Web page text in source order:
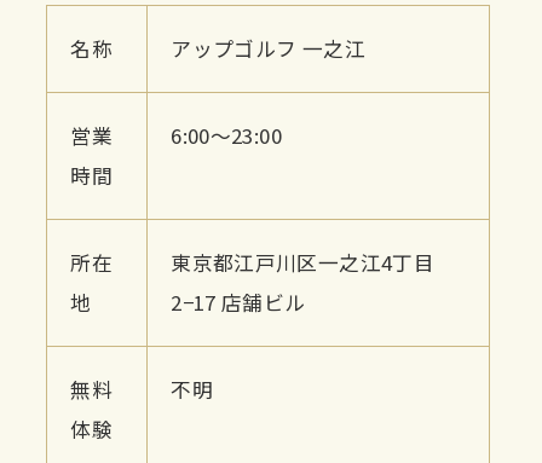
名称 アップゴルフ 一之江
営業
時間
6:00〜23:00
所在
地
東京都江戸川区一之江4丁目
2−17 店舗ビル
無料
体験
不明